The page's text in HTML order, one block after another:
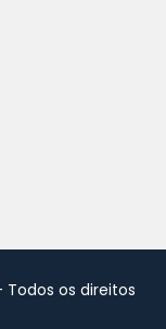
Todos os direitos